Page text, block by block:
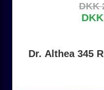
DKK
Dr. Althea 345